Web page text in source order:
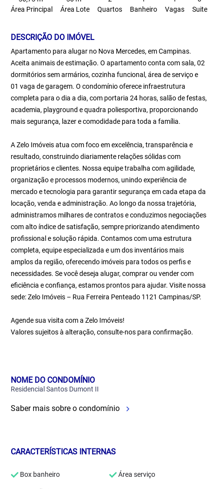
Área Principal
Área Lote
Quartos
Banheiro
Vagas
Suite
DESCRIÇÃO DO IMÓVEL
Apartamento para alugar no Nova Mercedes, em Campinas.
Aceita animais de estimação. O apartamento conta com sala, 02
dormitórios sem armários, cozinha funcional, área de serviço e
01 vaga de garagem. O condomínio oferece infraestrutura
completa para o dia a dia, com portaria 24 horas, salão de festas,
academia, playground e quadra poliesportiva, proporcionando
mais segurança, lazer e comodidade para toda a família.
A Zelo Imóveis atua com foco em excelência, transparência e
resultado, construindo diariamente relações sólidas com
proprietários e clientes. Nossa equipe trabalha com agilidade,
organização e processos modernos, unindo experiência de
mercado e tecnologia para garantir segurança em cada etapa da
locação, venda e administração. Ao longo da nossa trajetória,
administramos milhares de contratos e conduzimos negociações
com alto índice de satisfação, sempre priorizando atendimento
profissional e solução rápida. Contamos com uma estrutura
completa, equipe especializada e um dos inventários mais
amplos da região, oferecendo imóveis para todos os perfis e
necessidades. Se você deseja alugar, comprar ou vender com
eficiência e confiança, estamos prontos para ajudar. Visite nossa
sede: Zelo Imóveis – Rua Ferreira Penteado 1121 Campinas/SP.
Agende sua visita com a Zelo Imóveis!
Valores sujeitos à alteração, consulte-nos para confirmação.
NOME DO CONDOMÍNIO
Residencial Santos Dumont II
Saber mais sobre o condomínio
CARACTERÍSTICAS INTERNAS
Box banheiro Área serviço